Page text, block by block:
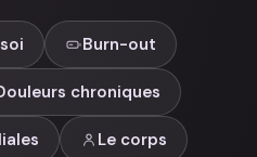
Burn-out
chroniques
Le corps